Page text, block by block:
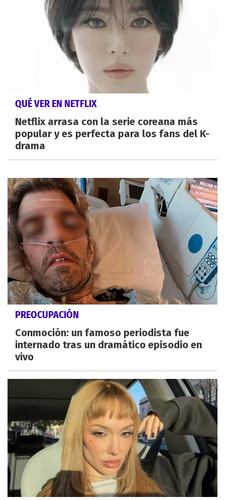
QUÉ VER EN NETFLIX
Netflix arrasa con la serie coreana más
popular y es perfecta para los fans del K-
drama
PREOCUPACIÓN
Conmoción: un famoso periodista fue
internado tras un dramático episodio en
vivo